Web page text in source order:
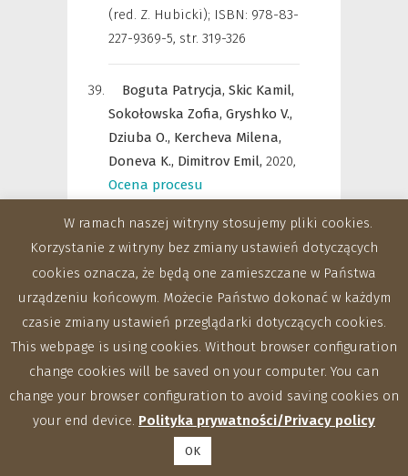
(red. Z. Hubicki); ISBN: 978-83-
227-9369-5, str. 319-326
Boguta Patrycja, Skic Kamil,
Sokołowska Zofia, Gryshko V.,
Dziuba O., Kercheva Milena,
Doneva K., Dimitrov Emil, 2020,
Ocena procesu
przez kwasy fulwowe w
szerokim zakresie pH z
wykorzystaniem spektroskopii
FTIR,w: Nauka i przemysł –
metody spektroskopowe w
praktyce, nowe wyzwania i
możliwości (red. Z. Hubicki);
ISBN: 978-83-227-9369-5,str.
315-318
W ramach naszej witryny stosujemy pliki cookies.
Korzystanie z witryny bez zmiany ustawień dotyczących
cookies oznacza, że będą one zamieszczane w Państwa
urządzeniu końcowym. Możecie Państwo dokonać w każdym
czasie zmiany ustawień przeglądarki dotyczących cookies.
This webpage is using cookies. Without browser configuration
change cookies will be saved on your computer. You can
change your browser configuration to avoid saving cookies on
your end device. Polityka prywatności/Privacy policy
OK